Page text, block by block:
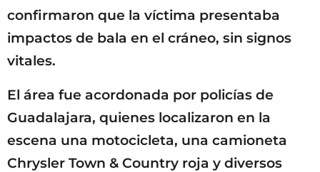
confirmaron que la víctima presentaba
impactos de bala en el cráneo, sin signos
vitales.
El área fue acordonada por policías de
Guadalajara, quienes localizaron en la
escena una motocicleta, una camioneta
Chrysler Town & Country roja y diversos